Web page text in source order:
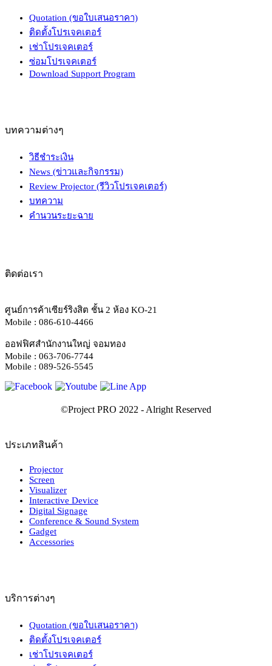
Quotation (ขอใบเสนอราคา)
ติดตั้งโปรเจคเตอร์
เช่าโปรเจคเตอร์
ซ่อมโปรเจคเตอร์
Download Support Program
บทความต่างๆ
วิธีชำระเงิน
News (ข่าวและกิจกรรม)
Review Projector (รีวิวโปรเจคเตอร์)
บทความ
คำนวนระยะฉาย
ติดต่อเรา
ศูนย์การค้าเซียร์ริงสิต ชั้น 2 ห้อง KO-21
Mobile : 086-610-4466
ออฟฟิศสำนักงานใหญ่ จอมทอง
Mobile : 063-706-7744
Mobile : 089-526-5545
ประเภทสินค้า
Projector
Screen
Visualizer
Interactive Device
Digital Signage
Conference & Sound System
Gadget
Accessories
บริการต่างๆ
Quotation (ขอใบเสนอราคา)
ติดตั้งโปรเจคเตอร์
เช่าโปรเจคเตอร์